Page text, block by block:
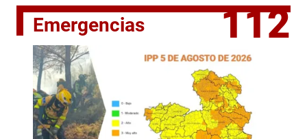
Emergencias 112